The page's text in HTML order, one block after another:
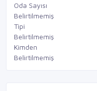
Oda Sayısı
Belirtilmemiş
Tipi
Belirtilmemiş
Kimden
Belirtilmemiş